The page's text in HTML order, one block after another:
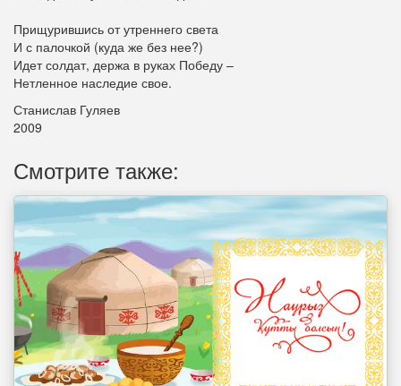
Прищурившись от утреннего света
И с палочкой (куда же без нее?)
Идет солдат, держа в руках Победу –
Нетленное наследие свое.
Станислав Гуляев
2009
Смотрите также: